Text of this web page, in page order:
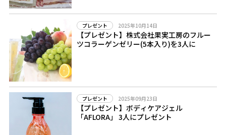
プレゼント 2025年10月14日
【プレゼント】株式会社果実工房のフルー
ツコラーゲンゼリー(5本入り)を3人に
プレゼント 2025年09月23日
【プレゼント】ボディケアジェル
「AFLORA」 3人にプレゼント